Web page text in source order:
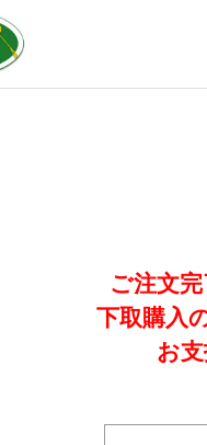
ご注文
下取購入
お